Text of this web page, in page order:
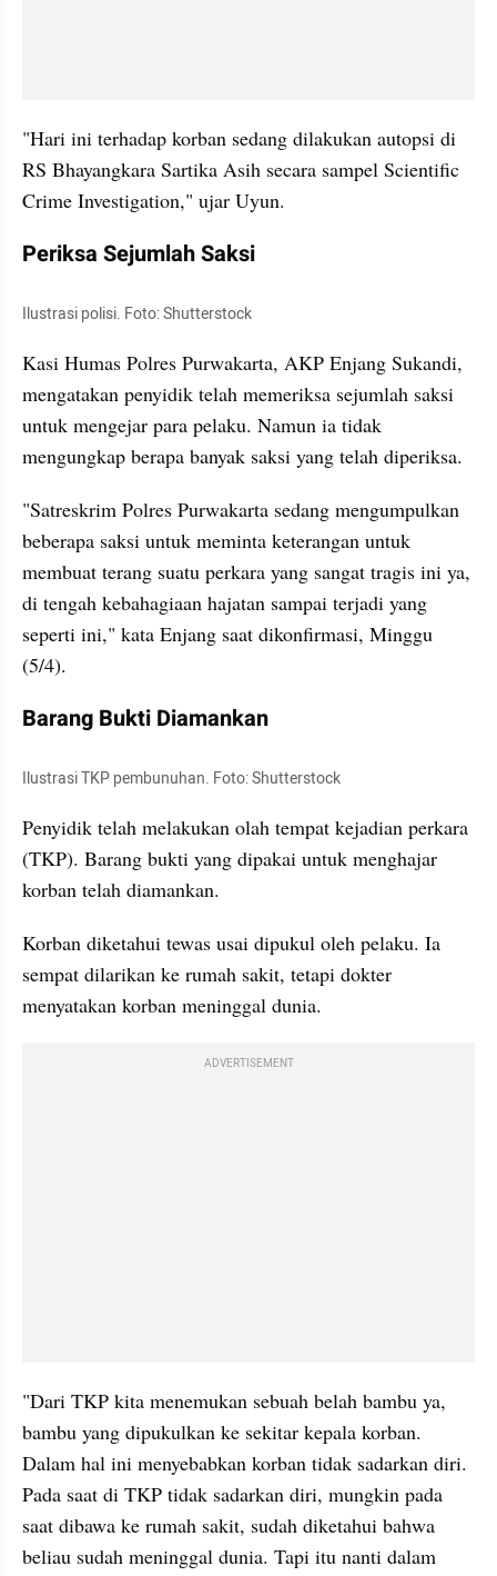
"Hari ini terhadap korban sedang dilakukan autopsi di
RS Bhayangkara Sartika Asih secara sampel Scientific
Crime Investigation," ujar Uyun.
Periksa Sejumlah Saksi
Ilustrasi polisi. Foto: Shutterstock
Kasi Humas Polres Purwakarta, AKP Enjang Sukandi,
mengatakan penyidik telah memeriksa sejumlah saksi
untuk mengejar para pelaku. Namun ia tidak
mengungkap berapa banyak saksi yang telah diperiksa.
"Satreskrim Polres Purwakarta sedang mengumpulkan
beberapa saksi untuk meminta keterangan untuk
membuat terang suatu perkara yang sangat tragis ini ya,
di tengah kebahagiaan hajatan sampai terjadi yang
seperti ini," kata Enjang saat dikonfirmasi, Minggu
(5/4).
Barang Bukti Diamankan
Ilustrasi TKP pembunuhan. Foto: Shutterstock
Penyidik telah melakukan olah tempat kejadian perkara
(TKP). Barang bukti yang dipakai untuk menghajar
korban telah diamankan.
Korban diketahui tewas usai dipukul oleh pelaku. Ia
sempat dilarikan ke rumah sakit, tetapi dokter
menyatakan korban meninggal dunia.
ADVERTISEMENT
"Dari TKP kita menemukan sebuah belah bambu ya,
bambu yang dipukulkan ke sekitar kepala korban.
Dalam hal ini menyebabkan korban tidak sadarkan diri.
Pada saat di TKP tidak sadarkan diri, mungkin pada
saat dibawa ke rumah sakit, sudah diketahui bahwa
beliau sudah meninggal dunia. Tapi itu nanti dalam